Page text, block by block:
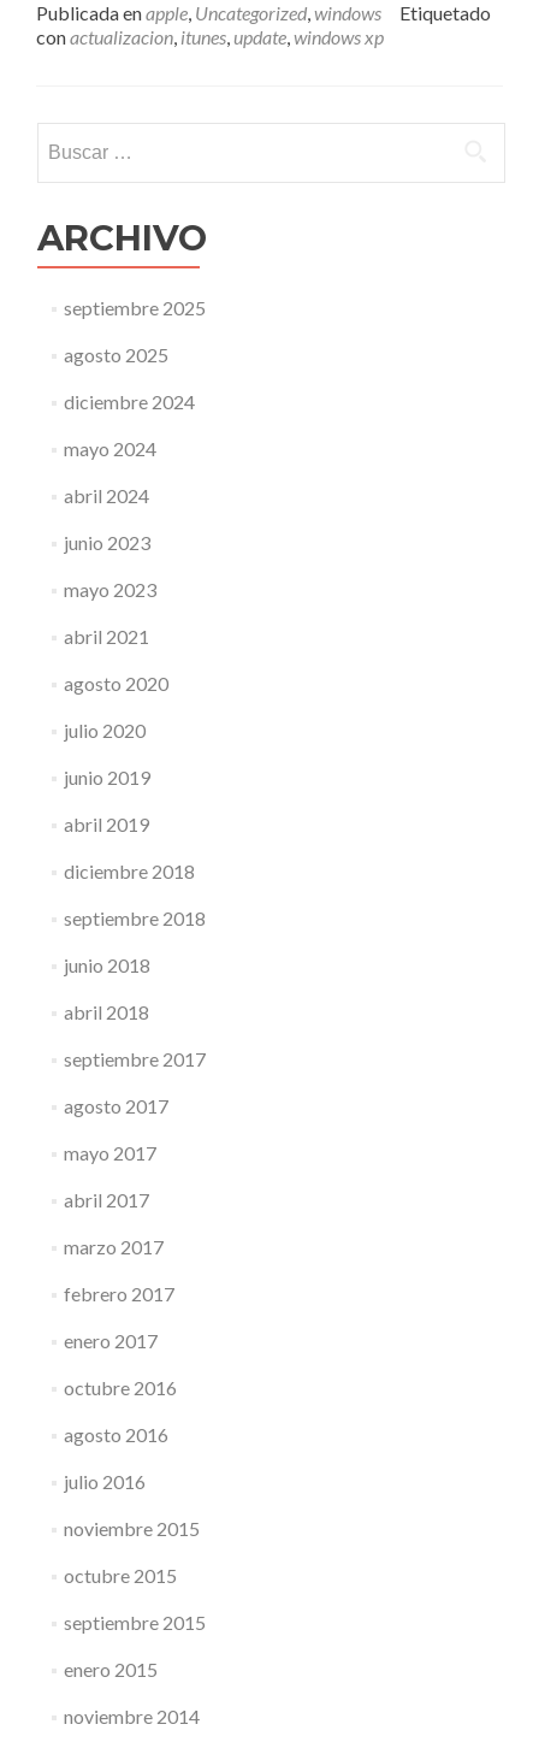
Publicada enapple, Uncategorized,windows
Etiquetado
conactualizacion, itunes,update,windows xp
ARCHIVO
septiembre 2025
agosto 2025
diciembre 2024
mayo 2024
abril 2024
junio 2023
mayo 2023
abril 2021
agosto 2020
julio 2020
junio 2019
abril 2019
diciembre 2018
septiembre 2018
junio 2018
abril 2018
septiembre 2017
agosto 2017
mayo 2017
abril 2017
marzo 2017
febrero 2017
enero 2017
octubre 2016
agosto 2016
julio 2016
noviembre 2015
octubre 2015
septiembre 2015
enero 2015
noviembre 2014